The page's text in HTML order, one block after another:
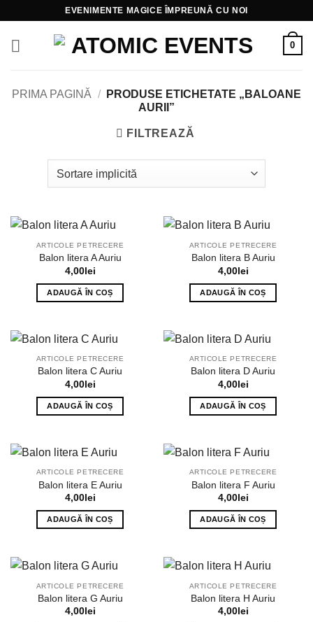
content
EVENIMENTE MAGICE ÎMPREUNĂ CU NOI
0
PRIMA PAGINĂ /
PRODUSE ETICHETATE „BALOANE
AURII”
FILTREAZĂ
ARTICOLE PETRECERE
Balon litera A Auriu
4,00lei
ADAUGĂ ÎN COȘ
ARTICOLE PETRECERE
Balon litera B Auriu
4,00lei
ADAUGĂ ÎN COȘ
ARTICOLE PETRECERE
Balon litera C Auriu
4,00lei
ADAUGĂ ÎN COȘ
ARTICOLE PETRECERE
Balon litera D Auriu
4,00lei
ADAUGĂ ÎN COȘ
ARTICOLE PETRECERE
Balon litera E Auriu
4,00lei
ADAUGĂ ÎN COȘ
ARTICOLE PETRECERE
Balon litera F Auriu
4,00lei
ADAUGĂ ÎN COȘ
ARTICOLE PETRECERE
Balon litera G Auriu
4,00lei
ARTICOLE PETRECERE
Balon litera H Auriu
4,00lei